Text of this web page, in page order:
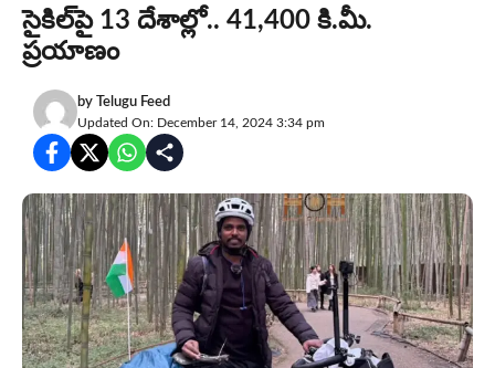
సైకిల్‌పై 13 దేశాల్లో.. 41,400 కి.మీ.
ప్రయాణం
by Telugu Feed
Updated On: December 14, 2024 3:34 pm